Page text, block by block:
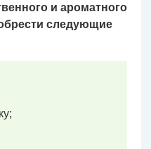
и ароматного
следующие